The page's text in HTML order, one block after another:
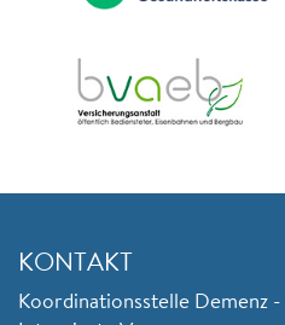
KONTAKT
Koordinationsstelle Demenz